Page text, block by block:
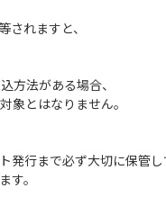
れますと、
方法がある場合、
象とはなりません。
行まで必ず大切に保管し
。